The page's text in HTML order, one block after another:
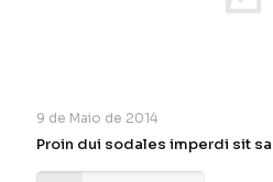
9 de Maio de 2014
Proin dui sodales imperdi sit